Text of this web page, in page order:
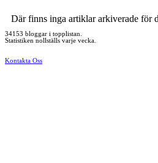
Där finns inga artiklar arkiverade för
34153 bloggar i topplistan.
Statistiken nollställs varje vecka.
Kontakta Oss